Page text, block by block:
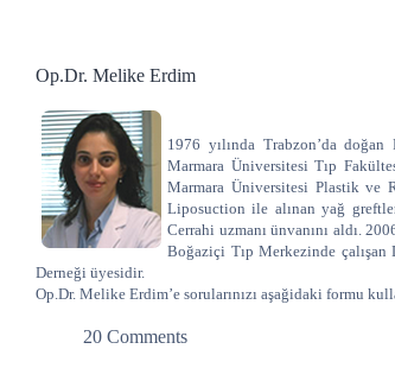
Op.Dr. Melike Erdim
1976 yılında Trabzon’da
Marmara Üniversitesi Tıp
Marmara Üniversitesi Plastik ve
Liposuction ile alınan yağ
Cerrahi uzmanı ünvanını aldı.
Boğaziçi Tıp Merkezinde
Derneği üyesidir.
Op.Dr. Melike Erdim’e sorularınızı aşağidaki formu
20 Comments